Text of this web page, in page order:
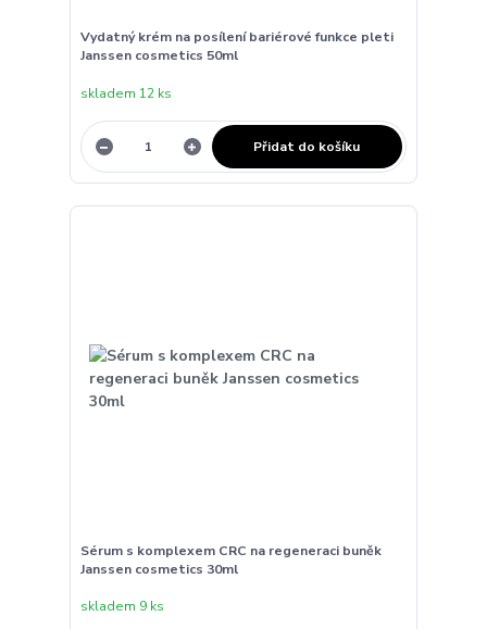
Vydatný krém na posílení bariérové funkce pleti
Janssen cosmetics 50ml
skladem 12 ks
Přidat do košíku
Sérum s komplexem CRC na regeneraci buněk
Janssen cosmetics 30ml
skladem 9 ks